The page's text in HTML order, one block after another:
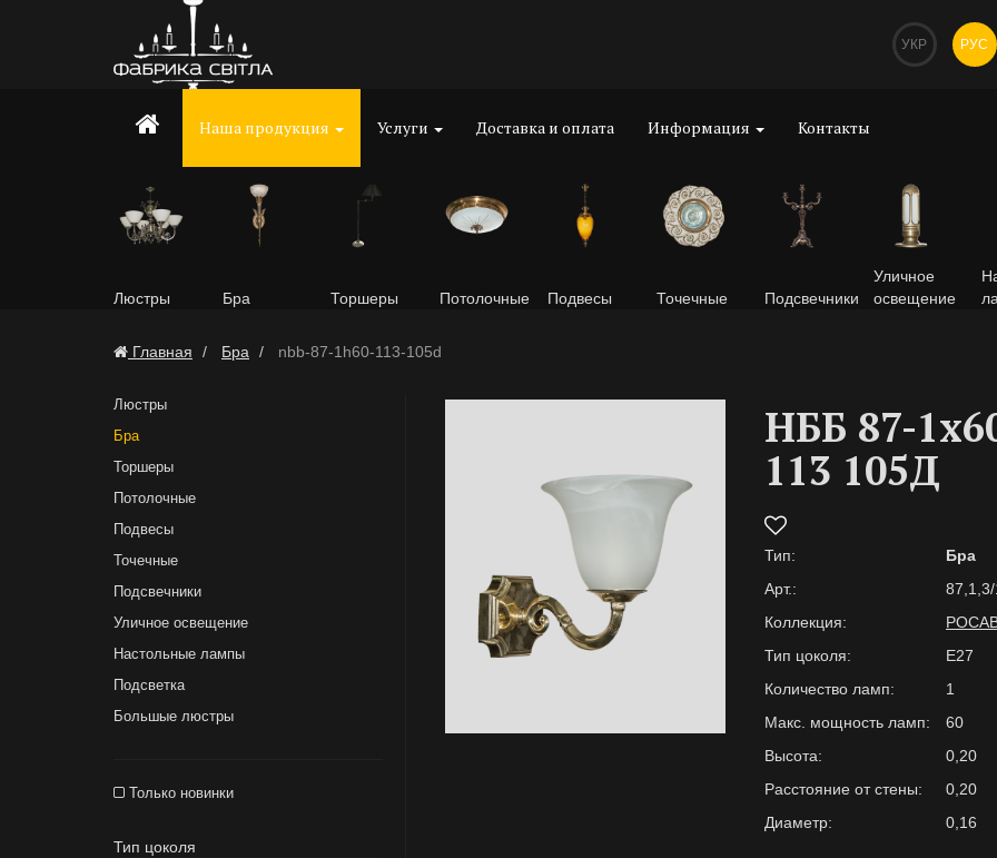
УКР РУС
Наша продукция Услуги Доставка и оплата Информация Контакты
Люстры Бра Торшеры Потолочные Подвесы Точечные Подсвечники
Уличное
освещение
Главная Бра nbb-87-1h60-113-105d
Люстры
Бра
Торшеры
Потолочные
Подвесы
Точечные
Подсвечники
Уличное освещение
Настольные лампы
Подсветка
Большые люстры
Только новинки
Тип цоколя
НББ 87-
113 105Д
Тип:
Бра
Арт.:
Коллекция:
Тип цоколя:
E27
Количество ламп:
1
Макс. мощность ламп:
60
Высота:
0,20
Расстояние от стены:
0,20
Диаметр:
0,16